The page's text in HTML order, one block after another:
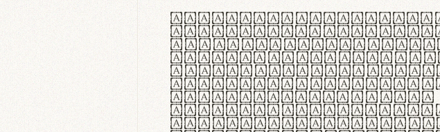
Quisque nec purus
fabrica gantuum
meminit, ubi
sicut lana merino,
nappa, vel
praecisione
aute irure dolor in
reprehenderit in
velit esse cillum